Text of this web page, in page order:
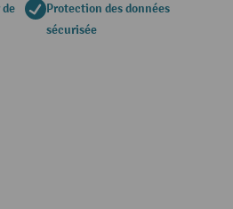
Protection des données
sécurisée